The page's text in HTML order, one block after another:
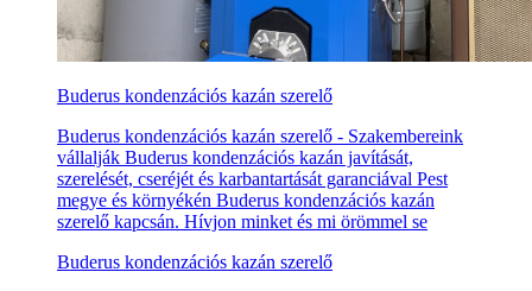
Buderus kondenzációs kazán szerelő
Buderus kondenzációs kazán szerelő - Szakembereink
vállalják Buderus kondenzációs kazán javítását,
szerelését, cseréjét és karbantartását garanciával Pest
megye és környékén Buderus kondenzációs kazán
szerelő kapcsán. Hívjon minket és mi örömmel se
Buderus kondenzációs kazán szerelő